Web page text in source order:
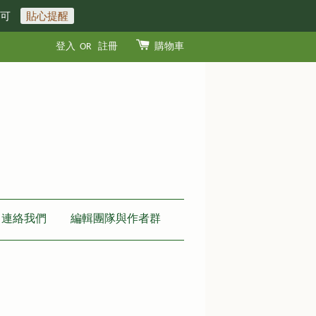
貼心提醒
登入 OR 註冊 購物車
連絡我們 編輯團隊與作者群